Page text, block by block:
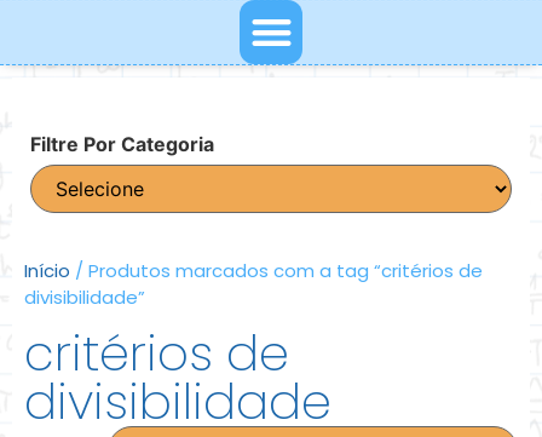
Filtre Por Categoria
Início / Produtos marcados com a tag “critérios de
divisibilidade”
critérios de
divisibilidade